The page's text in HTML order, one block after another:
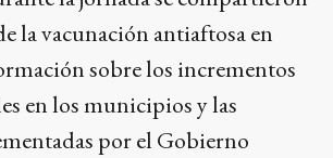
la vacunación antiaftosa en
sobre los incrementos
en los municipios y las
por el Gobierno